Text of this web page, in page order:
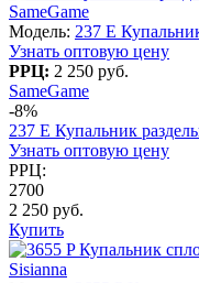
SameGame
Модель: 237 E
Узнать оптовую цену
РРЦ: 2 250 руб.
SameGame
-8%
237 E Купальник
Узнать оптовую цену
РРЦ:
2700
2 250 руб.
Купить
Sisianna